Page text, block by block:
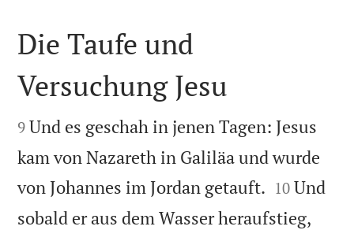

Die Taufe und
Versuchung Jesu

9 Und es geschah in jenen Tagen: Jesus
kam von Nazareth in Galiläa und wurde
von Johannes im Jordan getauft. 

10 Und
sobald er aus dem Wasser heraufstieg,